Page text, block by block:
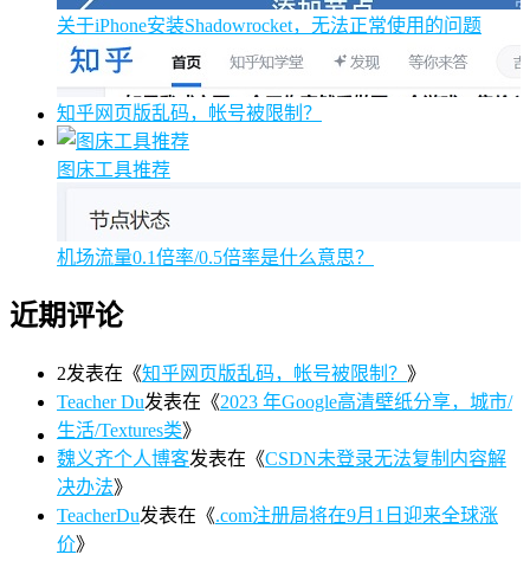
关于iPhone安装Shadowrocket，无法正常使用的问题
知乎网页版乱码，帐号被限制？
图床工具推荐
机场流量0.1倍率/0.5倍率是什么意思？
近期评论
2发表在《知乎网页版乱码，帐号被限制？ 》
Teacher Du发表在《2023 年Google高清壁纸分享，城市/
生活/Textures类》
魏义齐个人博客发表在《CSDN未登录无法复制内容解
决办法》
TeacherDu发表在《.com注册局将在9月1日迎来全球涨
价》